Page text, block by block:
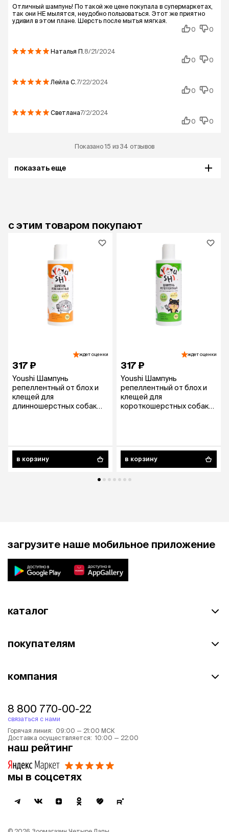
Отличный шампунь! По такой же цене покупала в супермаркетах,
так они НЕ мылятся, неудобно пользоваться. Этот же приятно
удивил в этом плане. Шерсть после мытья мягкая.
0
0
Наталья П. 8/21/2024
0
0
Лейла С. 7/22/2024
0
0
Светлана7/2/2024
0
0
Показано 15 из 34 отзывов
показать еще
с этим товаром покупают
ждет оценки
317 ₽
Youshi Шампунь
репеллентный от блох и
клещей для
длинношерстных собак
в корзину
ждет оценки
317 ₽
Youshi Шампунь
репеллентный от блох и
клещей для
короткошерстных собак
в корзину
загрузите наше мобильное приложение
каталог
покупателям
компания
8 800 770-00-22
связаться с нами
Горячая линия: 09:00 — 21:00 МСК
Доставка осуществляется: 10:00 — 22:00
наш рейтинг
мы в соцсетях